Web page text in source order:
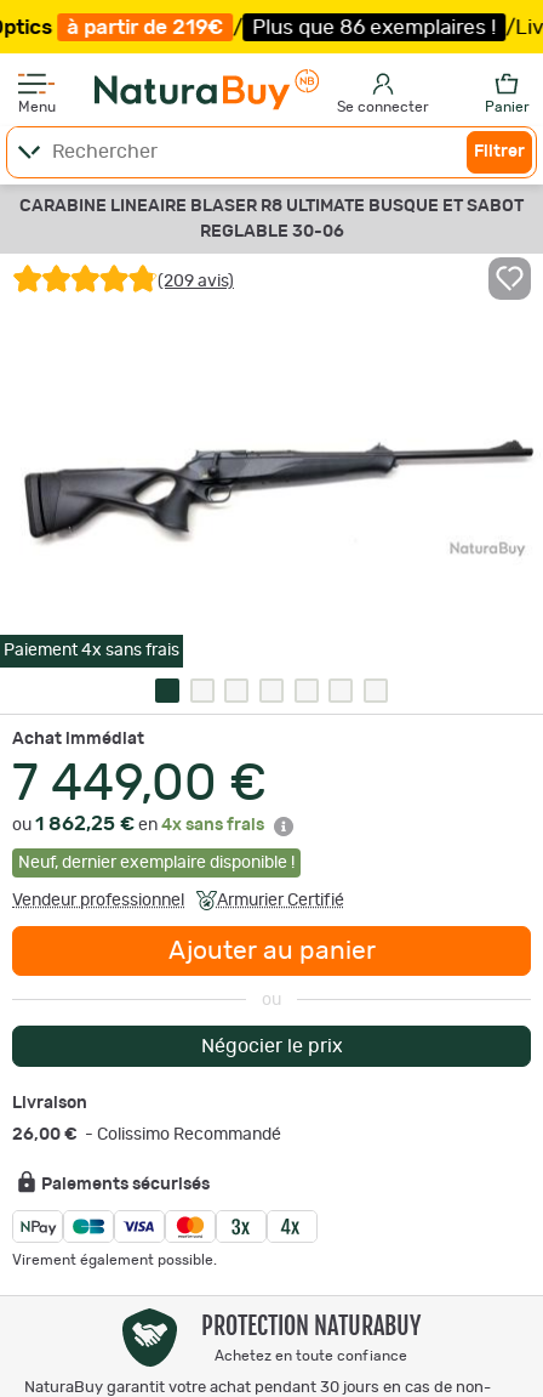
de 219€ / Plus que 86 exemplaires ! /Livraison
Menu Se connecter Panier
Filtrer
CARABINE LINEAIRE BLASER R8 ULTIMATE BUSQUE ET SABOT
REGLABLE 30-06
(209 avis)
Paiement 4x sans frais
Achat immédiat
7 449,00 €
ou 1 862,25 € en 4x sans frais
Neuf, dernier exemplaire disponible !
Vendeur professionnel Armurier Certifié
Ajouter au panier
ou
Négocier le prix
Livraison
26,00 € - Colissimo Recommandé
Paiements sécurisés
Virement également possible.
PROTECTION NATURABUY
Achetez en toute confiance
NaturaBuy garantit votre achat pendant 30 jours en cas de non-